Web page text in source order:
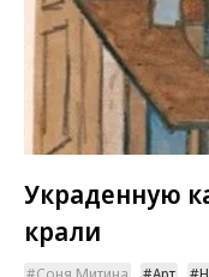
Украденную
крали